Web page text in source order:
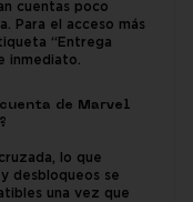
cuentas poco
Para el acceso más
“Entrega
inmediato.
de Marvel
lo que
desbloqueos se
una vez que